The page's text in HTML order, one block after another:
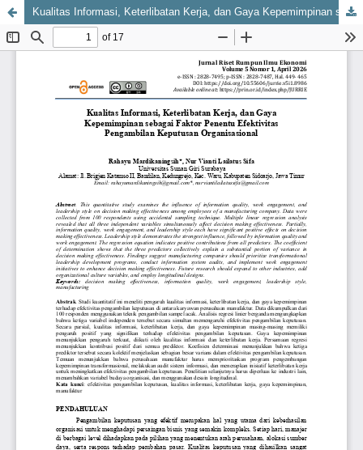
Kualitas Informasi, Keterlibatan Kerja, dan Gaya Kepemimpinan sebagai Faktor Penentu Efektivitas Pengambilan Keputusan Organisasional